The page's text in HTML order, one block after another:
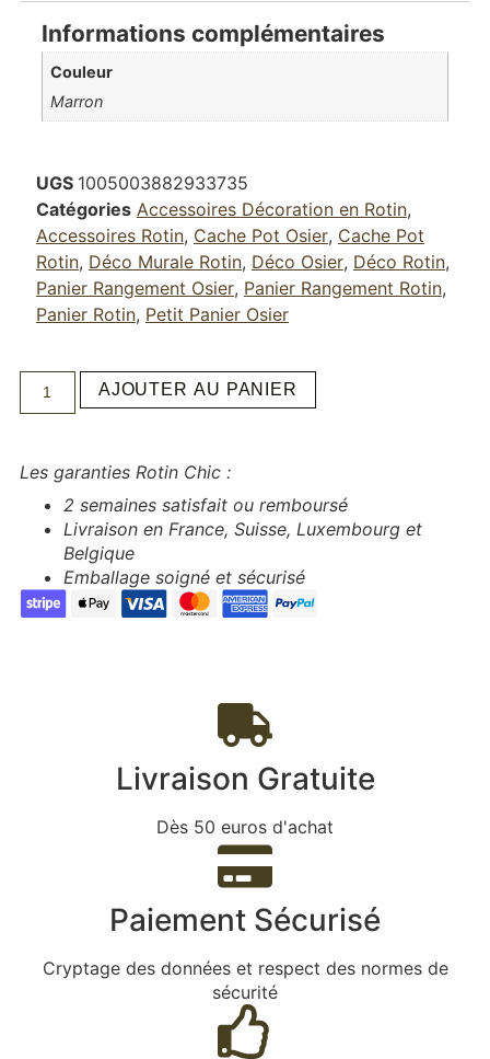
Informations complémentaires
Couleur
Marron
UGS 1005003882933735
Catégories Accessoires Décoration en Rotin,
Accessoires Rotin, Cache Pot Osier, Cache Pot
Rotin, Déco Murale Rotin, Déco Osier, Déco Rotin,
Panier Rangement Osier, Panier Rangement Rotin,
Panier Rotin, Petit Panier Osier
AJOUTER AU PANIER
Les garanties Rotin Chic :
2 semaines satisfait ou remboursé
Livraison en France, Suisse, Luxembourg et
Belgique
Emballage soigné et sécurisé
Livraison Gratuite
Dès 50 euros d'achat
Paiement Sécurisé
Cryptage des données et respect des normes de
sécurité